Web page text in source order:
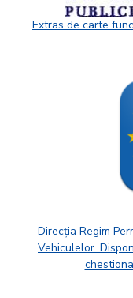
Extras de carte
Direcția Regim
Vehiculelor.